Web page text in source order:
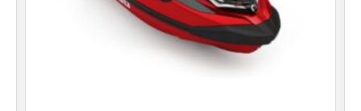
der
Produktseite
gewählt
werden